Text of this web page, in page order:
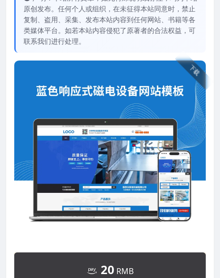
原创发布。任何个人或组织，在未征得本站同意时，禁止
复制、盗用、采集、发布本站内容到任何网站、书籍等各
类媒体平台。如若本站内容侵犯了原著者的合法权益，可
联系我们进行处理。
下载
20 RMB